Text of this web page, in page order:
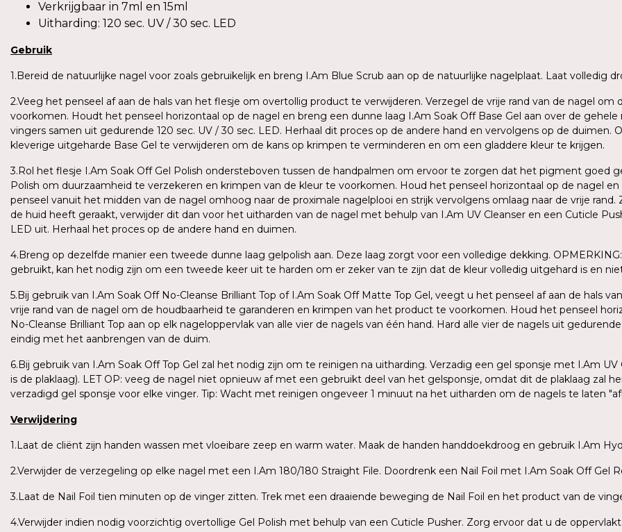
Verkrijgbaar in 7ml en 15ml
Uitharding: 120 sec. UV / 30 sec. LED
Gebruik
1.Bereid de natuurlijke nagel voor zoals gebruikelijk en breng I.Am Blue Scrub aan op de natuurlijke nagelplaat. Laat volledig
2.Veeg het penseel af aan de hals van het flesje om overtollig product te verwijderen. Verzegel de vrije rand van de nagel
voorkomen. Houdt het penseel horizontaal op de nagel en breng een dunne laag I.Am Soak Off Base Gel aan over de
vingers samen uit gedurende 120 sec. UV / 30 sec. LED. Herhaal dit proces op de andere hand en vervolgens op de
kleverige uitgeharde Base Gel te verwijderen om de kans op krimpen te verminderen en om een gladdere kleur te krijgen.
3.Rol het flesje I.Am Soak Off Gel Polish ondersteboven tussen de handpalmen om ervoor te zorgen dat het pigment goed
Polish om duurzaamheid te verzekeren en krimpen van de kleur te voorkomen. Houd het penseel horizontaal op de nagel
penseel vanuit het midden van de nagel omhoog naar de proximale nagelplooi en strijk vervolgens omlaag naar de vrije
de huid heeft geraakt, verwijder dit dan voor het uitharden van de nagel met behulp van I.Am UV Cleanser en een Cuticle
LED uit. Herhaal het proces op de andere hand en duimen.
4.Breng op dezelfde manier een tweede dunne laag gelpolish aan. Deze laag zorgt voor een volledige dekking.
gebruikt, kan het nodig zijn om een tweede keer uit te harden om er zeker van te zijn dat de kleur volledig uitgehard is en
5.Bij gebruik van I.Am Soak Off No-Cleanse Brilliant Top of I.Am Soak Off Matte Top Gel, veegt u het penseel af aan de hals
vrije rand van de nagel om de houdbaarheid te garanderen en krimpen van het product te voorkomen. Houd het penseel
No-Cleanse Brilliant Top aan op elk nageloppervlak van alle vier de nagels van één hand. Hard alle vier de nagels uit
eindig met het aanbrengen van de duim.
6.Bij gebruik van I.Am Soak Off Top Gel zal het nodig zijn om te reinigen na uitharding. Verzadig een gel sponsje met I.Am
is de plaklaag). LET OP: veeg de nagel niet opnieuw af met een gebruikt deel van het gelsponsje, omdat dit de plaklaag zal
verzadigd gel sponsje voor elke vinger. Tip: Wacht met reinigen ongeveer 1 minuut na het uitharden om de nagels te laten
Verwijdering
1.Laat de cliënt zijn handen wassen met vloeibare zeep en warm water. Maak de handen handdoekdroog en gebruik I.Am
2.Verwijder de verzegeling op elke nagel met een I.Am 180/180 Straight File. Doordrenk een Nail Foil met I.Am Soak Off Gel
3.Laat de Nail Foil tien minuten op de vinger zitten. Trek met een draaiende beweging de Nail Foil en het product van de
4.Verwijder indien nodig voorzichtig overtollige Gel Polish met behulp van een Cuticle Pusher. Zorg ervoor dat u de